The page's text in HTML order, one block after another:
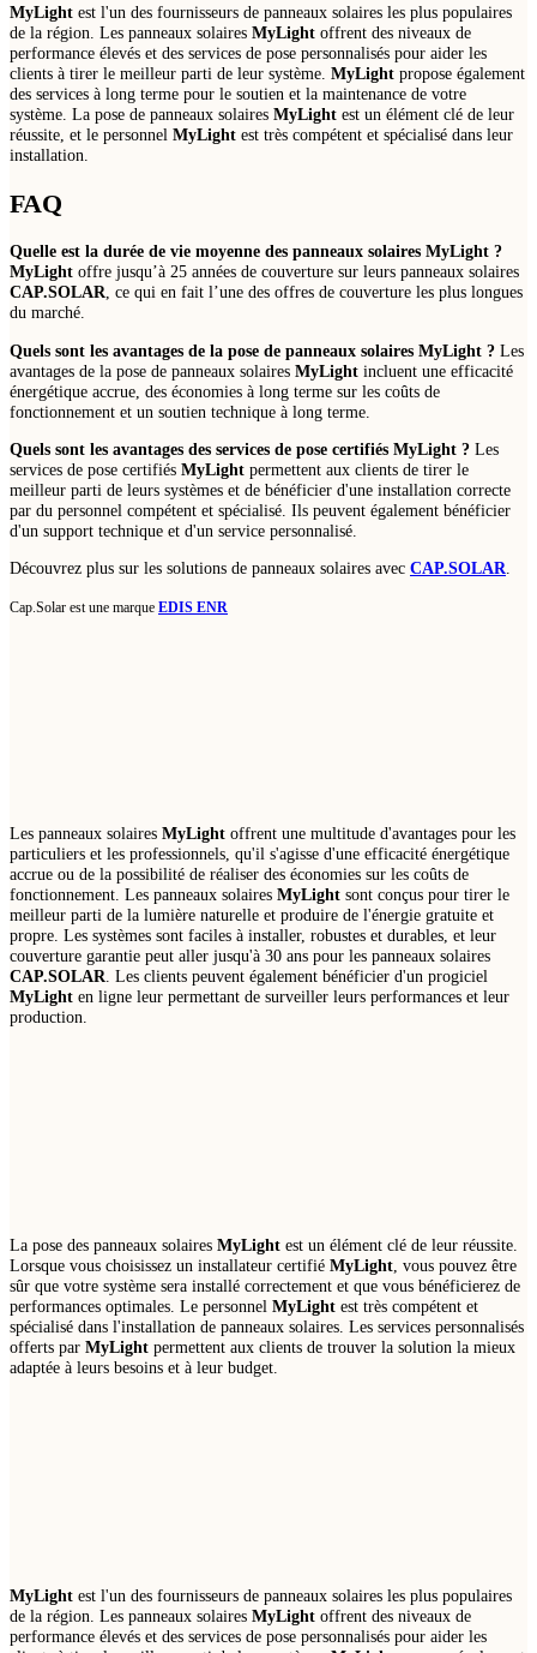
MyLight est l'un des fournisseurs de panneaux solaires les plus populaires
de la région. Les panneaux solaires MyLight offrent des niveaux de
performance élevés et des services de pose personnalisés pour aider les
clients à tirer le meilleur parti de leur système. MyLight propose également
des services à long terme pour le soutien et la maintenance de votre
système. La pose de panneaux solaires MyLight est un élément clé de leur
réussite, et le personnel MyLight est très compétent et spécialisé dans leur
installation.
FAQ
Quelle est la durée de vie moyenne des panneaux solaires MyLight ?
MyLight offre jusqu’à 25 années de couverture sur leurs panneaux solaires
CAP.SOLAR , ce qui en fait l’une des offres de couverture les plus longues
du marché.
Quels sont les avantages de la pose de panneaux solaires MyLight ? Les
avantages de la pose de panneaux solaires MyLight incluent une efficacité
énergétique accrue, des économies à long terme sur les coûts de
fonctionnement et un soutien technique à long terme.
Quels sont les avantages des services de pose certifiés MyLight ? Les
services de pose certifiés MyLight permettent aux clients de tirer le
meilleur parti de leurs systèmes et de bénéficier d'une installation correcte
par du personnel compétent et spécialisé. Ils peuvent également bénéficier
d'un support technique et d'un service personnalisé.
Découvrez plus sur les solutions de panneaux solaires avec CAP.SOLAR.
Cap.Solar est une marque EDIS ENR
Les panneaux solaires MyLight offrent une multitude d'avantages pour les
particuliers et les professionnels, qu'il s'agisse d'une efficacité énergétique
accrue ou de la possibilité de réaliser des économies sur les coûts de
fonctionnement. Les panneaux solaires MyLight sont conçus pour tirer le
meilleur parti de la lumière naturelle et produire de l'énergie gratuite et
propre. Les systèmes sont faciles à installer, robustes et durables, et leur
couverture garantie peut aller jusqu'à 30 ans pour les panneaux solaires
CAP.SOLAR. Les clients peuvent également bénéficier d'un progiciel
MyLight en ligne leur permettant de surveiller leurs performances et leur
production.
La pose des panneaux solaires MyLight est un élément clé de leur réussite.
Lorsque vous choisissez un installateur certifié MyLight, vous pouvez être
sûr que votre système sera installé correctement et que vous bénéficierez de
performances optimales. Le personnel MyLight est très compétent et
spécialisé dans l'installation de panneaux solaires. Les services personnalisés
offerts par MyLight permettent aux clients de trouver la solution la mieux
adaptée à leurs besoins et à leur budget.
MyLight est l'un des fournisseurs de panneaux solaires les plus populaires
de la région. Les panneaux solaires MyLight offrent des niveaux de
performance élevés et des services de pose personnalisés pour aider les